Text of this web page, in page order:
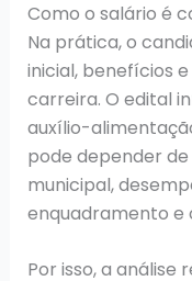
Como o salário é
Na prática, o
inicial, benefícios
carreira. O edital
auxílio-
pode depender
municipal,
enquadramento e
Por isso, a